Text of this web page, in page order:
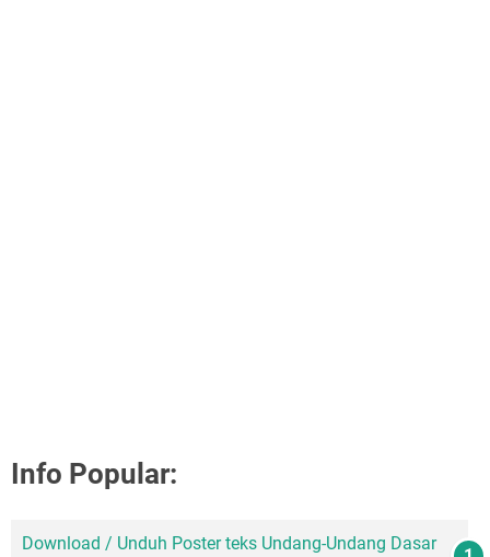
Info Popular:
Download / Unduh Poster teks Undang-Undang Dasar